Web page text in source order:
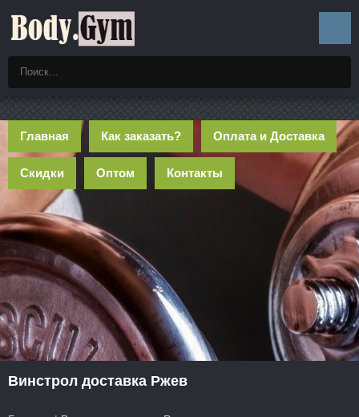
Главная Как заказать? Оплата и Доставка
Скидки Оптом Контакты
Винстрол доставка Ржев